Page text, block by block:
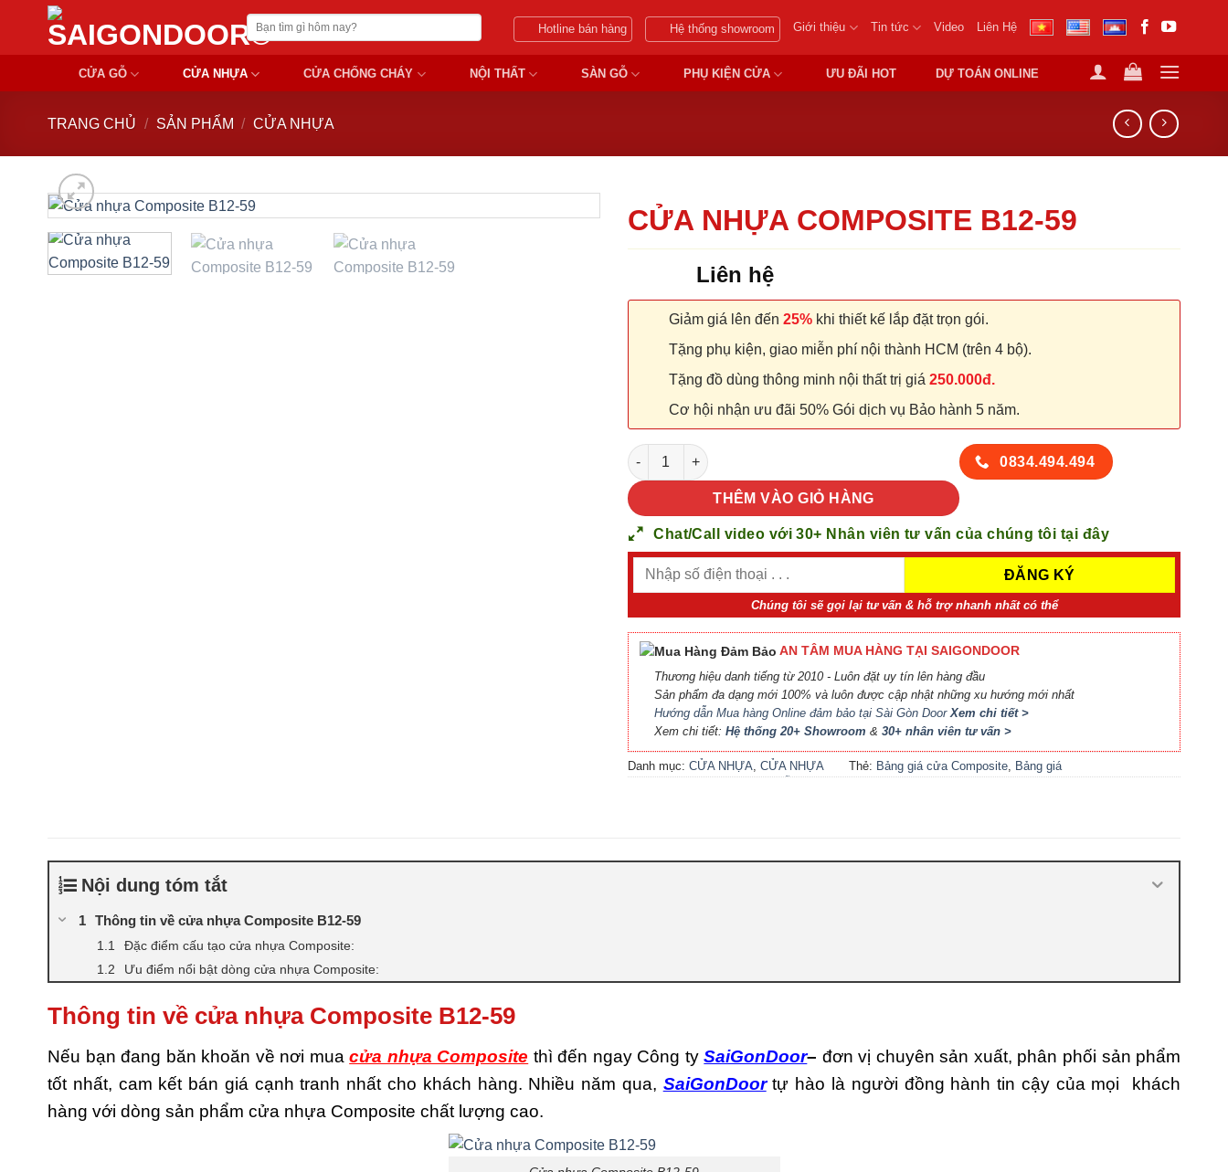
Chuyển
nội
Tìm
kiếm:
Hotline bán hàng Hệ thống showroom Giới thiệu Tin tức Video Liên Hệ
CỬA GỖ CỬA NHỰA CỬA CHỐNG CHÁY NỘI THẤT SÀN GỖ PHỤ KIỆN CỬA ƯU ĐÃI HOT DỰ TOÁN ONLINE
TRANG CHỦ / SẢN PHẨM / CỬA NHỰA
CỬA NHỰA COMPOSITE B12-59
Liên hệ
Giảm giá lên đến 25% khi thiết kế lắp đặt trọn gói.
Tặng phụ kiện, giao miễn phí nội thành HCM (trên 4 bộ).
Tặng đồ dùng thông minh nội thất trị giá 250.000đ.
Cơ hội nhận ưu đãi 50% Gói dịch vụ Bảo hành 5 năm.
CỬA NHỰA COMPOSITE B12-59 số lượng
THÊM VÀO GIỎ HÀNG
0834.494.494
Chat/Call video với 30+ Nhân viên tư vấn của chúng tôi tại đây
Chúng tôi sẽ gọi lại tư vấn & hỗ trợ nhanh nhất có thể
AN TÂM MUA HÀNG TẠI SAIGONDOOR
Thương hiệu danh tiếng từ 2010 - Luôn đặt uy tín lên hàng đầu
Sản phẩm đa dạng mới 100% và luôn được cập nhật những xu hướng mới nhất
Hướng dẫn Mua hàng Online đảm bảo tại Sài Gòn DoorXem chi tiết >
Xem chi tiết: Hệ thống 20+ Showroom & 30+ nhân viên tư vấn >
Danh mục: CỬA NHỰA, CỬA NHỰA
Thẻ: Bảng giá cửa Composite, Bảng giá
composite có tốt không,Đánh giá cửa
Nội dung tóm tắt
Thông tin về cửa nhựa Composite B12-59
Đặc điểm cấu tạo cửa nhựa Composite:
Ưu điểm nổi bật dòng cửa nhựa Composite:
Thông tin về cửa nhựa Composite B12-59
Nếu bạn đang băn khoăn về nơi muacửa nhựa Composite thì đến ngay Công tySaiGonDoor– đơn vị chuyên sản xuất, phân phối sản phẩm
tốt nhất, cam kết bán giá cạnh tranh nhất cho khách hàng. Nhiều năm qua, SaiGonDoortự hào là người đồng hành tin cậy của mọi khách
hàng với dòng sản phẩm cửa nhựa Composite chất lượng cao.